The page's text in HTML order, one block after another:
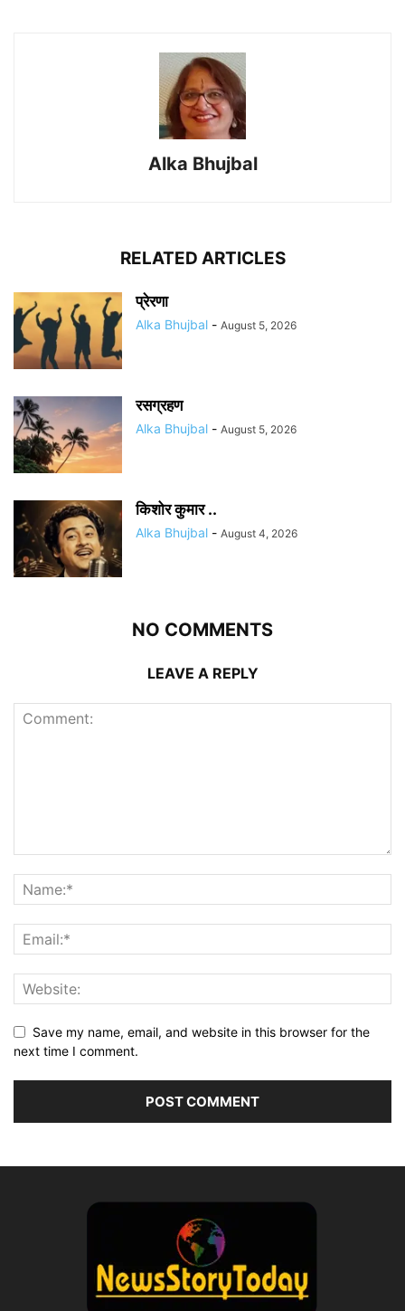
Alka Bhujbal
RELATED ARTICLES
प्रेरणा
Alka Bhujbal - August 5, 2026
रसग्रहण
Alka Bhujbal - August 5, 2026
किशोर कुमार ..
Alka Bhujbal - August 4, 2026
NO COMMENTS
LEAVE A REPLY
Save my name, email, and website in this browser for the
next time I comment.